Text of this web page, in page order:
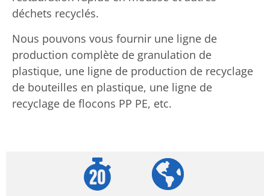
déchets recyclés.
Nous pouvons vous fournir une ligne de
production complète de granulation de
plastique, une ligne de production de recyclage
de bouteilles en plastique, une ligne de
recyclage de flocons PP PE, etc.